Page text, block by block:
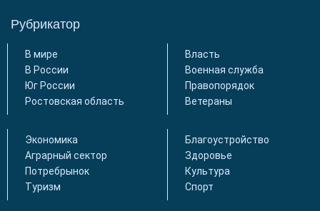
Рубрикатор
В мире
В России
Юг России
Ростовская область
Власть
Военная служба
Правопорядок
Ветераны
Экономика
Аграрный сектор
Потребрынок
Туризм
Благоустройство
Здоровье
Культура
Спорт